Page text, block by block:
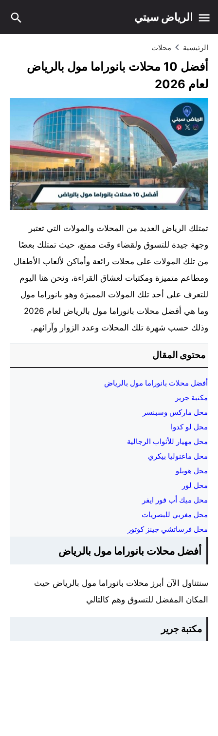
الرياض سيتي
الرئيسية محلات
أفضل 10 محلات بانوراما مول بالرياض
لعام 2026
تمتلك الرياض العديد من المحلات والمولات التي تعتبر
وجهة جيدة للتسوق ولقضاء وقت ممتع، حيث تمتلك بعضًا
من تلك المولات على محلات رائعة وأماكن لألعاب الأطفال
ومطاعم متميزة ومكتبات لعشاق القراءة، ونحن هنا اليوم
للتعرف على أحد تلك المولات المميزة وهو بانوراما مول
وما هي أفضل محلات بانوراما مول بالرياض لعام 2026
وذلك حسب شهرة تلك المحلات وعدد الزوار وآرائهم.
محتوى المقال
أفضل محلات بانوراما مول بالرياض
مكتبة جرير
محل ماركس وسبنسر
محل لو كدوا
محل مهيار للأثواب الرجالية
محل ماغنوليا بيكري
محل هوبلو
محل لور
محل ميك أب فور ايفر
محل مغربي للبصريات
محل فرساتشي جينز كوتور
أفضل محلات بانوراما مول بالرياض
سنتناول الآن أبرز محلات بانوراما مول بالرياض حيث
المكان المفضل للتسوق وهم كالتالي
مكتبة جرير